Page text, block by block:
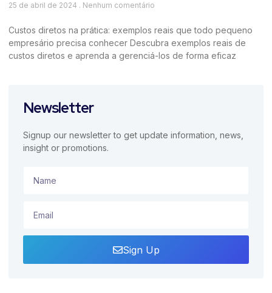
25 de abril de 2024 Nenhum comentário
Custos diretos na prática: exemplos reais que todo pequeno
empresário precisa conhecer Descubra exemplos reais de
custos diretos e aprenda a gerenciá-los de forma eficaz
Newsletter
Signup our newsletter to get update information, news,
insight or promotions.
Sign Up